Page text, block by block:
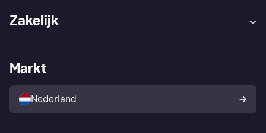
Winkeloverzicht
Kopersbescherming voor
consumenten
Zakelijk
Zakelijke login
Markt
Nederland